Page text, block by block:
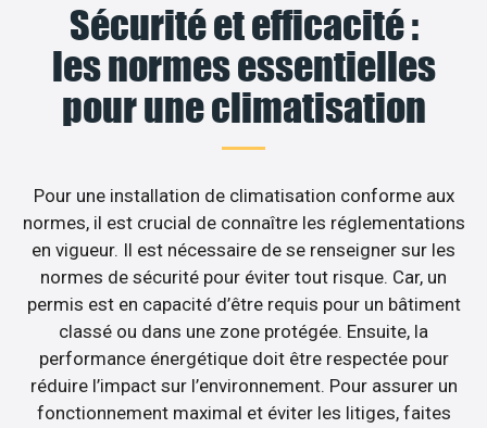
Sécurité et efficacité :
les normes essentielles
pour une climatisation
Pour une installation de climatisation conforme aux
normes, il est crucial de connaître les réglementations
en vigueur. Il est nécessaire de se renseigner sur les
normes de sécurité pour éviter tout risque. Car, un
permis est en capacité d’être requis pour un bâtiment
classé ou dans une zone protégée. Ensuite, la
performance énergétique doit être respectée pour
réduire l’impact sur l’environnement. Pour assurer un
fonctionnement maximal et éviter les litiges, faites